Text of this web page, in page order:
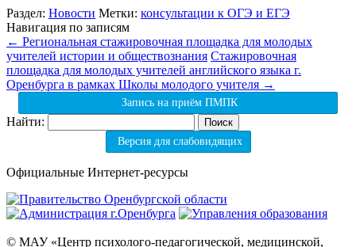
Раздел: Новости Метки: консультации к ОГЭ и ЕГЭ
Навигация по записям
← Региональная стажировочная площадка для молодых
учителей истории и обществознания Стажировочная
площадка для молодых учителей английского языка г.
Оренбурга в рамках Школы молодого учителя →
Запись на приём ПМПК
Найти:
Версия для слабовидящих
Официальные Интернет-ресурсы
© МАУ «Центр психолого-педагогической, медицинской,